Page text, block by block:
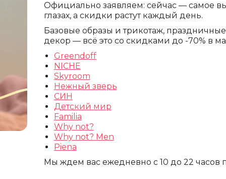
Официально заявляем: сейчас — самое
глазах, а скидки растут каждый день.
Базовые образы и трикотаж,
декор — всё это со скидками до -70% в
Greendoff
NICHE
Skyroom
Нежный зверь
СИН
Детский мир
Familia
Why not?
Why not? Men
Piena
Мы ждем вас ежедневно с 10 до 22 часов